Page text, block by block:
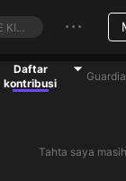
Daftar
kontribusi
Tahta saya